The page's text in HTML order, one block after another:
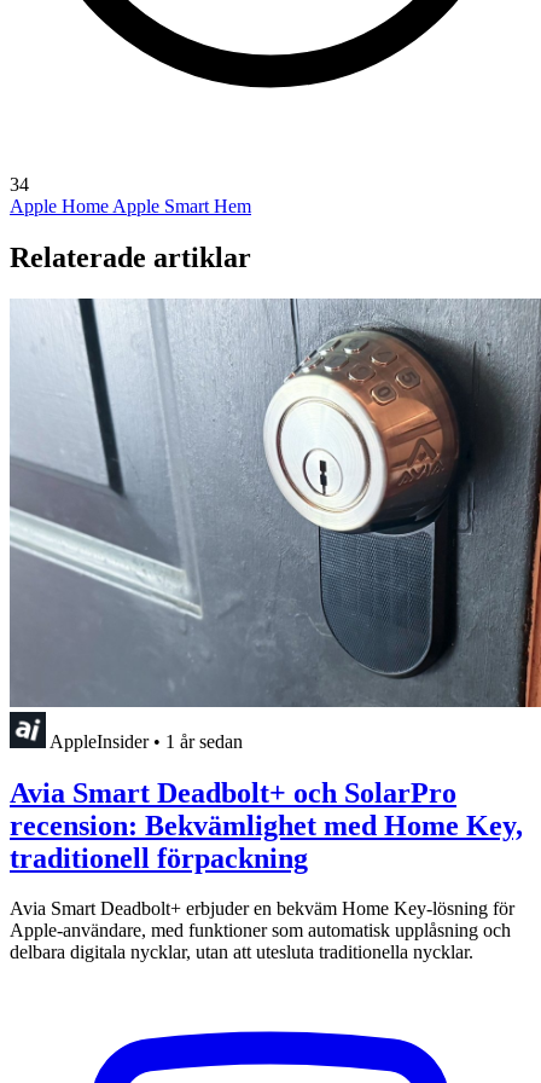
34
Apple Home Apple Smart Hem
Relaterade artiklar
AppleInsider • 1 år sedan
Avia Smart Deadbolt+ och SolarPro
recension: Bekvämlighet med Home Key,
traditionell förpackning
Avia Smart Deadbolt+ erbjuder en bekväm Home Key-lösning för
Apple-användare, med funktioner som automatisk upplåsning och
delbara digitala nycklar, utan att utesluta traditionella nycklar.